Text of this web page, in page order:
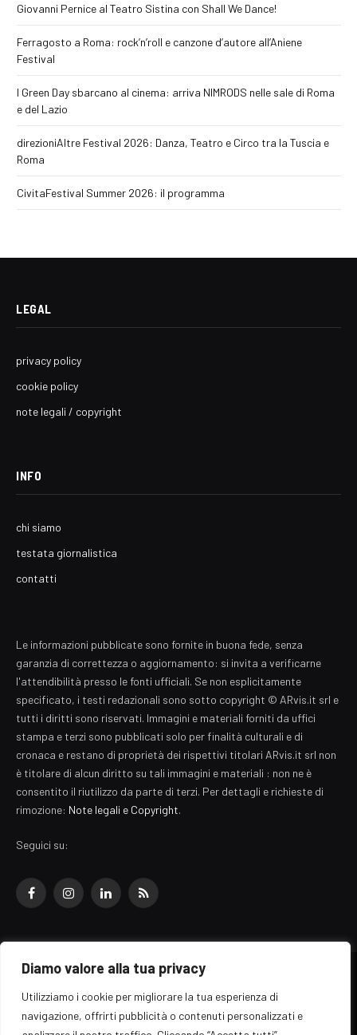
Diamo valore alla tua privacy
Utilizziamo i cookie per migliorare la tua esperienza di
navigazione, offrirti pubblicità o contenuti personalizzati e
Giovanni Pernice al Teatro Sistina con Shall We Dance!
Ferragosto a Roma: rock’n’roll e canzone d’autore all’Aniene
Festival
I Green Day sbarcano al cinema: arriva NIMRODS nelle sale di Roma
e del Lazio
direzioniAltre Festival 2026: Danza, Teatro e Circo tra la Tuscia e
Roma
CivitaFestival Summer 2026: il programma
LEGAL
privacy policy
cookie policy
note legali / copyright
INFO
chi siamo
testata giornalistica
contatti
Le informazioni pubblicate sono fornite in buona fede, senza
garanzia di correttezza o aggiornamento: si invita a verificarne
l'attendibilità presso le fonti ufficiali. Se non esplicitamente
specificato, i testi redazionali sono sotto copyright © ARvis.it srl e
tutti i diritti sono riservati. Immagini e materiali forniti da uffici
stampa e terzi sono pubblicati solo per finalità culturali e di
cronaca e restano di proprietà dei rispettivi titolari ARvis.it srl non
è titolare di alcun diritto su tali immagini e materiali : non ne è
consentito il riutilizzo da parte di terzi. Per dettagli e richieste di
rimozione: Note legali e Copyright.
Seguici su:
FacebookInstagramLinkedInRSS
© 2026 EZ Rome Designed by ARvis.it
Il portale EZ Rome e' una testata giornalistica di carattere generalista
registrata al tribunale di Roma - Numero 389/2008